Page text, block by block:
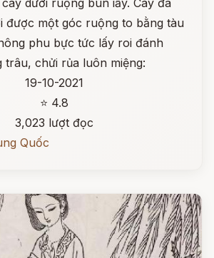
dưới ruộng bùn iầy. Cày đã
được một góc ruộng to bằng tàu
phu bực tức lấy roi đánh
trâu, chửi rủa luôn miệng:
19-10-2021
⭐ 4.8
3,023 lượt đọc
Quốc